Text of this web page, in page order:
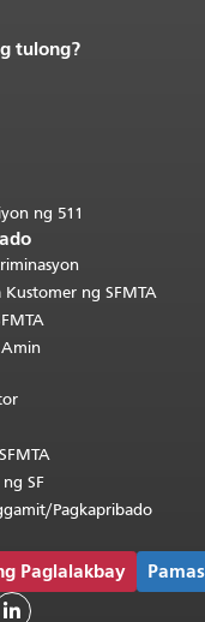
ng
sa bawat
ng
tulong?
ng 511
Kustomer ng SFMTA
SF
Pagkapribado
Paglalakbay
